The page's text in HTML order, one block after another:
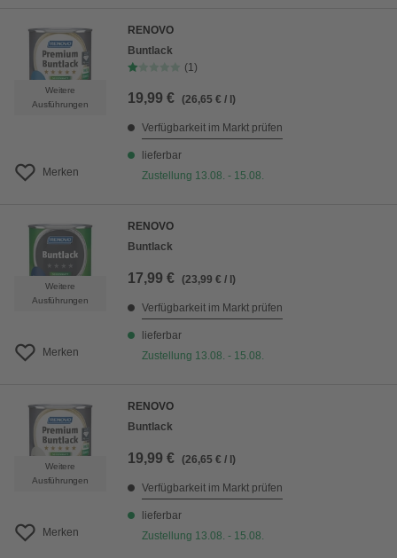
Weitere
Ausführungen
Merken
RENOVO
Buntlack
(1)
19,99 € (26,65 € / l)
Verfügbarkeit im Markt prüfen
lieferbar
Zustellung 13.08. - 15.08.
Weitere
Ausführungen
Merken
RENOVO
Buntlack
17,99 € (23,99 € / l)
Verfügbarkeit im Markt prüfen
lieferbar
Zustellung 13.08. - 15.08.
Weitere
Ausführungen
Merken
RENOVO
Buntlack
19,99 € (26,65 € / l)
Verfügbarkeit im Markt prüfen
lieferbar
Zustellung 13.08. - 15.08.